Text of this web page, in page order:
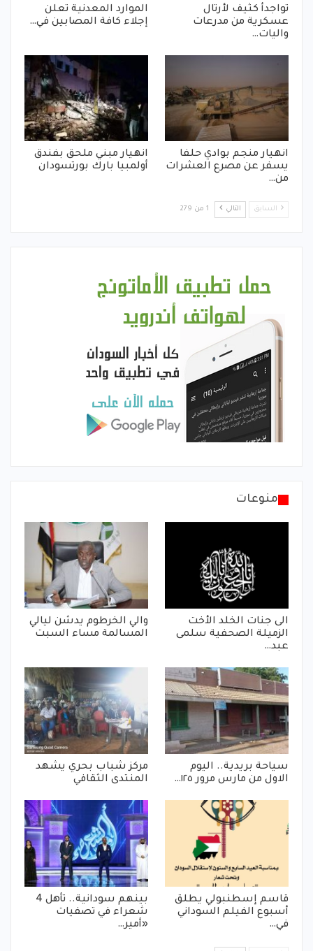
تواجدأ كثيف لأرتال
عسكرية من مدرعات
واليات…
الموارد المعدنية تعلن
إجلاء كافة المصابين في…
انهيار منجم بوادي حلفا
يسفر عن مصرع العشرات
من…
انهيار مبني ملحق بفندق
أولمبيا بارك بورتسودان
السابق التالي 1 من 279
منوعات
الى جنات الخلد الأخت
الزميلة الصحفية سلمى
عبد…
والي الخرطوم يدشن ليالي
المسالمة مساء السبت
سياحة بريدية.. اليوم
الاول من مارس مرور ١٢٥…
مركز شباب بحري يشهد
المنتدى الثقافي
قاسم إسطنبولي يطلق
أسبوع الفيلم السوداني
في…
بينهم سودانية.. تأهل 4
شعراء في تصفيات
«أمير…